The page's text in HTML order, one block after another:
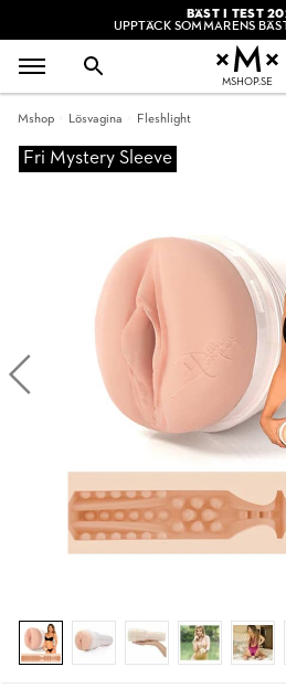
BÄST I TEST
UPPTÄCK SOMMARENS
MSHOP.SE
Mshop Lösvagina Fleshlight
Fri Mystery Sleeve